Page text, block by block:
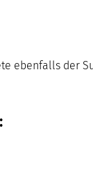
ebenfalls der